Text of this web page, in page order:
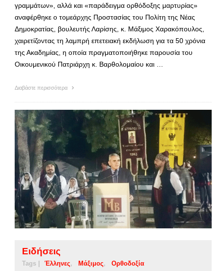
γραμμάτων», αλλά και «παράδειγμα ορθόδοξης μαρτυρίας»
αναφέρθηκε ο τομεάρχης Προστασίας του Πολίτη της Νέας
Δημοκρατίας, βουλευτής Λαρίσης, κ. Μάξιμος Χαρακόπουλος,
χαιρετίζοντας τη λαμπρή επετειακή εκδήλωση για τα 50 χρόνια
της Ακαδημίας, η οποία πραγματοποιήθηκε παρουσία του
Οικουμενικού Πατριάρχη κ. Βαρθολομαίου και …
Διαβάστε περισσότερα
Ειδήσεις
Tags | Έλληνες Μάξιμος Ορθοδοξία